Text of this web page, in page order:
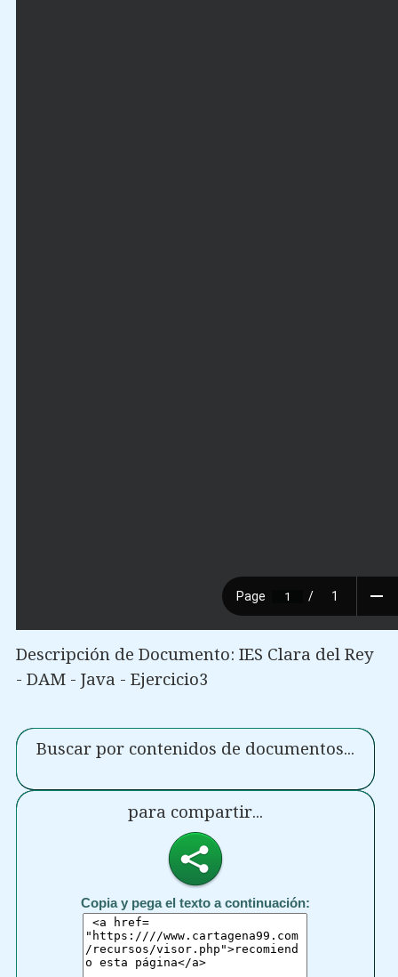
Descripción de Documento: IES Clara del Rey
- DAM - Java - Ejercicio3
Buscar por contenidos de documentos...
para compartir...
Copia y pega el texto a continuación: